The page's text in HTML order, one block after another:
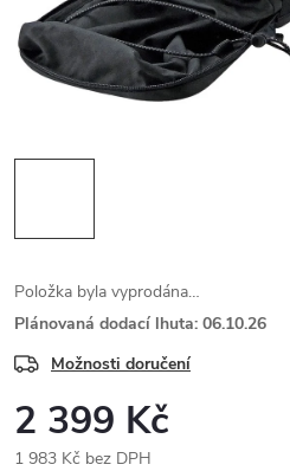
Položka byla vyprodána…
Plánovaná dodací lhuta: 06.10.26
Možnosti doručení
2 399 Kč
1 983 Kč bez DPH